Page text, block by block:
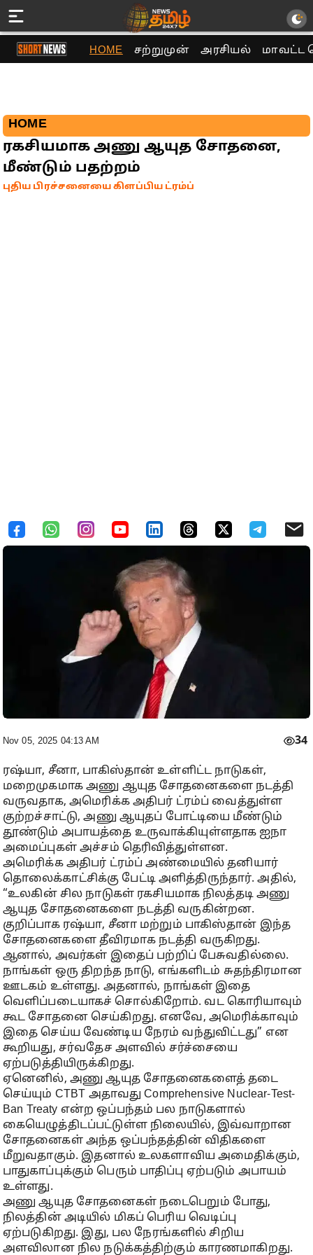
HOME சற்றுமுன் அரசியல் மாவட்ட
HOME
ரகசியமாக அணு ஆயுத சோதனை,
மீண்டும் பதற்றம்
புதிய பிரச்சனையை கிளப்பிய ட்ரம்ப்
Nov 05, 2025 04:13 AM 34
ரஷ்யா, சீனா, பாகிஸ்தான் உள்ளிட்ட நாடுகள்,
மறைமுகமாக அணு ஆயுத சோதனைகளை நடத்தி
வருவதாக, அமெரிக்க அதிபர் ட்ரம்ப் வைத்துள்ள
குற்றச்சாட்டு, அணு ஆயுதப் போட்டியை மீண்டும்
தூண்டும் அபாயத்தை உருவாக்கியுள்ளதாக ஐநா
அமைப்புகள் அச்சம் தெரிவித்துள்ளன.
அமெரிக்க அதிபர் ட்ரம்ப் அண்மையில் தனியார்
தொலைக்காட்சிக்கு பேட்டி அளித்திருந்தார். அதில்,
“உலகின் சில நாடுகள் ரகசியமாக நிலத்தடி அணு
ஆயுத சோதனைகளை நடத்தி வருகின்றன.
குறிப்பாக ரஷ்யா, சீனா மற்றும் பாகிஸ்தான் இந்த
சோதனைகளை தீவிரமாக நடத்தி வருகிறது.
ஆனால், அவர்கள் இதைப் பற்றிப் பேசுவதில்லை.
நாங்கள் ஒரு திறந்த நாடு, எங்களிடம் சுதந்திரமான
ஊடகம் உள்ளது. அதனால், நாங்கள் இதை
வெளிப்படையாகச் சொல்கிறோம். வட கொரியாவும்
கூட சோதனை செய்கிறது. எனவே, அமெரிக்காவும்
இதை செய்ய வேண்டிய நேரம் வந்துவிட்டது” என
கூறியது, சர்வதேச அளவில் சர்ச்சையை
ஏற்படுத்தியிருக்கிறது.
ஏனெனில், அணு ஆயுத சோதனைகளைத் தடை
செய்யும் CTBT அதாவது Comprehensive Nuclear-Test-
Ban Treaty என்ற ஒப்பந்தம் பல நாடுகளால்
கையெழுத்திடப்பட்டுள்ள நிலையில், இவ்வாறான
சோதனைகள் அந்த ஒப்பந்தத்தின் விதிகளை
மீறுவதாகும். இதனால் உலகளாவிய அமைதிக்கும்,
பாதுகாப்புக்கும் பெரும் பாதிப்பு ஏற்படும் அபாயம்
உள்ளது.
அணு ஆயுத சோதனைகள் நடைபெறும் போது,
நிலத்தின் அடியில் மிகப் பெரிய வெடிப்பு
ஏற்படுகிறது. இது, பல நேரங்களில் சிறிய
அளவிலான நில நடுக்கத்திற்கும் காரணமாகிறது.